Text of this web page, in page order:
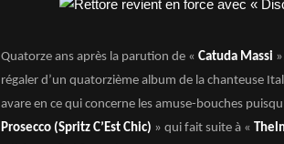
Quatorze ans après la parution de « Catuda Massi
régaler d’un quatorzième album de la chanteuse
avare en ce qui concerne les amuse-bouches
Prosecco (Spritz C’Est Chic) » qui fait suite à «